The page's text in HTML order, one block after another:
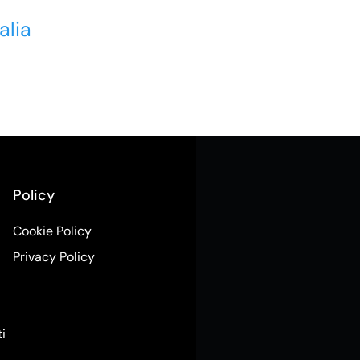
Policy
Cookie Policy
Privacy Policy